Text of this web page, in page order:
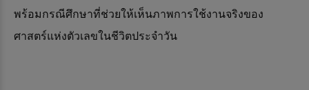
พร้อมกรณีศึกษาที่ช่วยให้เห็นภาพการใช้งานจริงของ
ศาสตร์แห่งตัวเลขในชีวิตประจำวัน